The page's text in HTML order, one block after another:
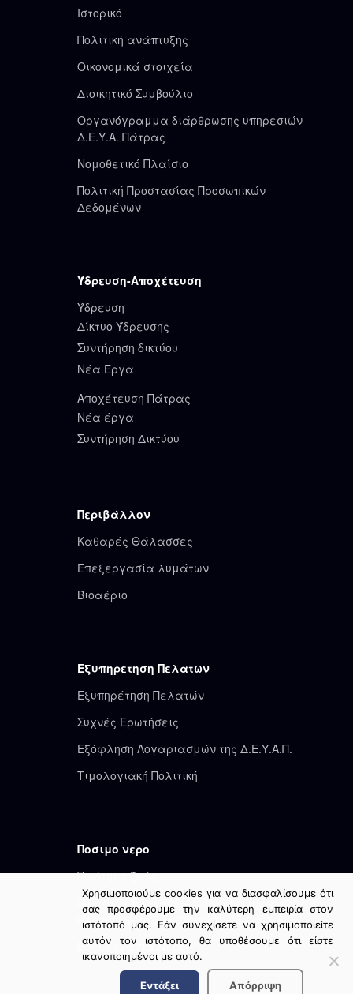
Ιστορικό
Πολιτική ανάπτυξης
Οικονομικά στοιχεία
Διοικητικό Συμβούλιο
Οργανόγραμμα διάρθρωσης υπηρεσιών
Δ.Ε.Υ.Α. Πάτρας
Νομοθετικό Πλαίσιο
Πολιτική Προστασίας Προσωπικών
Δεδομένων
Ύδρευση-Αποχέτευση
Ύδρευση
Δίκτυο Ύδρευσης
Συντήρηση δικτύου
Νέα Έργα
Αποχέτευση Πάτρας
Νέα έργα
Συντήρηση Δικτύου
Περιβάλλον
Καθαρές Θάλασσες
Επεξεργασία λυμάτων
Βιοαέριο
Εξυπηρετηση Πελατων
Εξυπηρέτηση Πελατών
Συχνές Ερωτήσεις
Εξόφληση Λογαριασμών της Δ.Ε.Υ.Α.Π.
Τιμολογιακή Πολιτική
Ποσιμο νερο
Ποιότητα ζωής
Ποιοτικός Έλεγχος – Ολοκληρωμένο
Πληροφοριακό Σύστημα της Ε.Δ.Ε.Υ.Α.
Επεξεργασία Νερού
Χρησιμοποιούμε cookies για να διασφαλίσουμε ότι
σας προσφέρουμε την καλύτερη εμπειρία στον
ιστότοπό μας. Εάν συνεχίσετε να χρησιμοποιείτε
αυτόν τον ιστότοπο, θα υποθέσουμε ότι είστε
ικανοποιημένοι με αυτό.
Εντάξει Απόρριψη